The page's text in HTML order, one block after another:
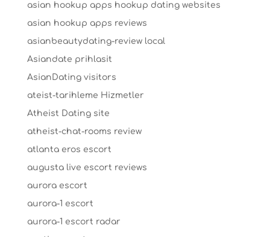
asian hookup apps hookup dating websites
asian hookup apps reviews
asianbeautydating-review local
Asiandate prihlasit
AsianDating visitors
ateist-tarihleme Hizmetler
Atheist Dating site
atheist-chat-rooms review
atlanta eros escort
augusta live escort reviews
aurora escort
aurora-1 escort
aurora-1 escort radar